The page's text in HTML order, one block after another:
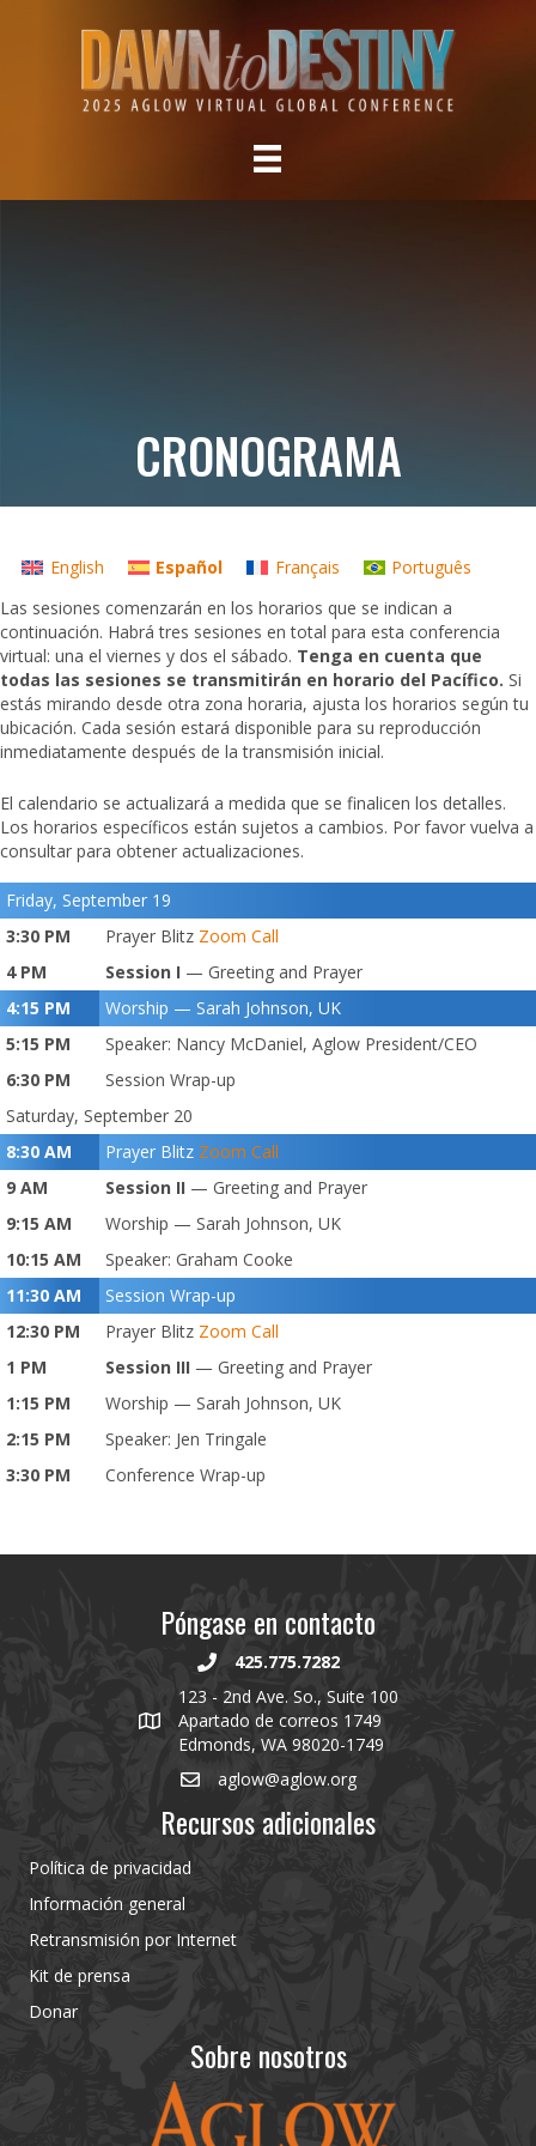
CRONOGRAMA
English Español Français
Português
Las sesiones comenzarán en los horarios que se indican a
continuación. Habrá tres sesiones en total para esta conferencia
virtual: una el viernes y dos el sábado. Tenga en cuenta que
todas las sesiones se transmitirán en horario del Pacífico. Si
estás mirando desde otra zona horaria, ajusta los horarios según tu
ubicación. Cada sesión estará disponible para su reproducción
inmediatamente después de la transmisión inicial.
El calendario se actualizará a medida que se finalicen los detalles.
Los horarios específicos están sujetos a cambios. Por favor vuelva a
consultar para obtener actualizaciones.
Friday, September 19
3:30 PM
Prayer Blitz Zoom Call
4 PM
Session I — Greeting and Prayer
4:15 PM
Worship — Sarah Johnson, UK
5:15 PM
Speaker: Nancy McDaniel, Aglow President/CEO
6:30 PM
Session Wrap-up
Saturday, September 20
8:30 AM
Prayer Blitz Zoom Call
9 AM
Session II — Greeting and Prayer
9:15 AM
Worship — Sarah Johnson, UK
10:15 AM
Speaker: Graham Cooke
11:30 AM
Session Wrap-up
12:30 PM
Prayer Blitz Zoom Call
1 PM
Session III — Greeting and Prayer
1:15 PM
Worship — Sarah Johnson, UK
2:15 PM
Speaker: Jen Tringale
3:30 PM
Conference Wrap-up
Póngase en contacto
425.775.7282
123 - 2nd Ave. So., Suite 100
Apartado de correos 1749
Edmonds, WA 98020-1749
aglow@aglow.org
Recursos adicionales
Política de privacidad
Información general
Retransmisión por Internet
Kit de prensa
Donar
Sobre nosotros